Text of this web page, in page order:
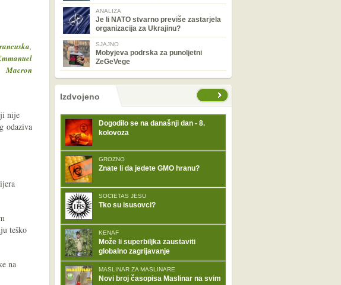
,
Macron
nije
odaziva
teško
na
ANALIZA
Je li NATO stvarno previše zastarjela
organizacija za Ukrajinu?
SJAJNO
Mobyjeva podrska za punoljetni
ZeGeVege
nema prethodne stranice
sljedećeIzdvojeno
Dogodilo se na današnji dan - 8.
kolovoza
GROZNO
Znate li da jedete GMO hranu?
SOCIETAS JESU
Tko su isusovci?
KENAF
Može li superbiljka zaustaviti
globalno zagrijavanje
MASLINAR ZA MASLINARE
Novi broj časopisa Maslinar na svim